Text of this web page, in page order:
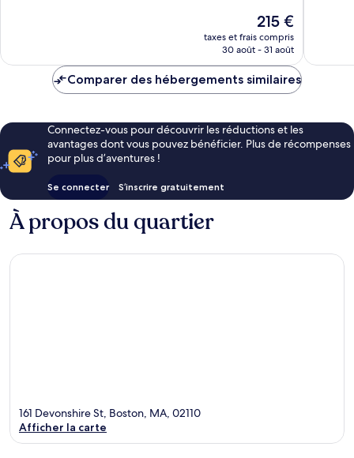
Le
nouveau
prix
de
215 €
taxes et frais compris
30 août - 31 août
Comparer des hébergements similaires
Connectez-vous pour découvrir les réductions et les
avantages dont vous pouvez bénéficier. Plus de récompenses
pour plus d’aventures !
Se connecter S’inscrire gratuitement
À propos du quartier
161 Devonshire St, Boston, MA, 02110
Afficher la carte